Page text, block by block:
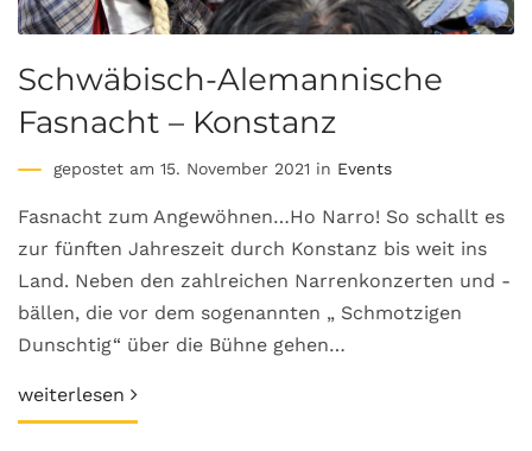
Schwäbisch-Alemannische
Fasnacht – Konstanz
gepostet am 15. November 2021 in Events
Fasnacht zum Angewöhnen…Ho Narro! So schallt es
zur fünften Jahreszeit durch Konstanz bis weit ins
Land. Neben den zahlreichen Narrenkonzerten und -
bällen, die vor dem sogenannten „ Schmotzigen
Dunschtig“ über die Bühne gehen…
weiterlesen